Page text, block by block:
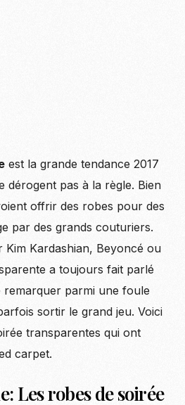
est la grande tendance 2017
dérogent pas à la règle. Bien
offrir des robes pour des
par des grands couturiers.
Kim Kardashian, Beyoncé ou
a toujours fait parlé
remarquer parmi une foule
sortir le grand jeu. Voici
transparentes qui ont
carpet.
Les robes de soirée